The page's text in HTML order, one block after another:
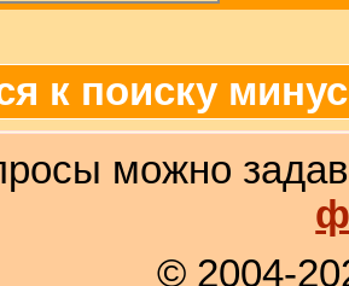
к поиску
можно
© 2004-